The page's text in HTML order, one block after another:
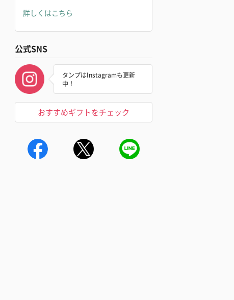
詳しくはこちら
公式SNS
タンプはInstagramも更新
中！
おすすめギフトをチェック